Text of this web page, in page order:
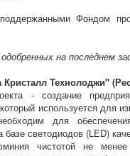
Фондом
на последнем
Технолоджи"
- создание
используется для
для
базе светодиодов (LED)
чистотой не